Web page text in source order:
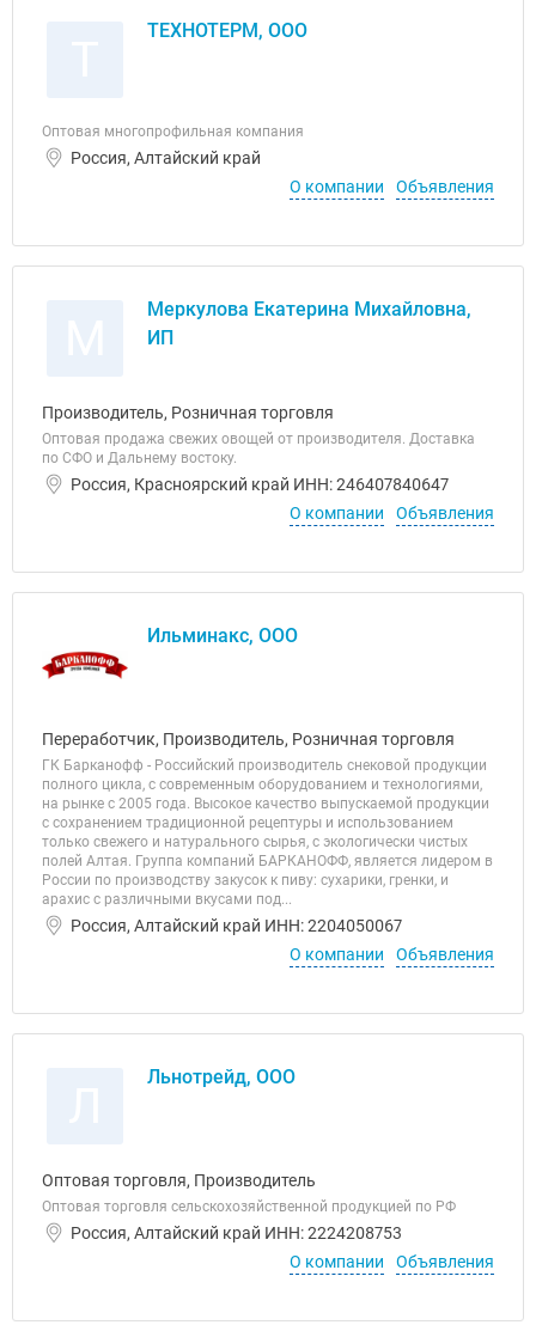
ТЕХНОТЕРМ, ООО
Оптовая многопрофильная компания
Россия, Алтайский край
О компании
Объявления
Меркулова Екатерина Михайловна,
ИП
Производитель, Розничная торговля
Оптовая продажа свежих овощей от производителя. Доставка
по СФО и Дальнему востоку.
Россия, Красноярский край ИНН: 246407840647
О компании
Объявления
Ильминакс, ООО
Переработчик, Производитель, Розничная торговля
ГК Барканофф - Российский производитель снековой продукции
полного цикла, с современным оборудованием и технологиями,
на рынке с 2005 года. Высокое качество выпускаемой продукции
с сохранением традиционной рецептуры и использованием
только свежего и натурального сырья, с экологически чистых
полей Алтая. Группа компаний БАРКАНОФФ, является лидером в
России по производству закусок к пиву: сухарики, гренки, и
арахис с различными вкусами под...
Россия, Алтайский край ИНН: 2204050067
О компании
Объявления
Льнотрейд, ООО
Оптовая торговля, Производитель
Оптовая торговля сельскохозяйственной продукцией по РФ
Россия, Алтайский край ИНН: 2224208753
О компании
Объявления